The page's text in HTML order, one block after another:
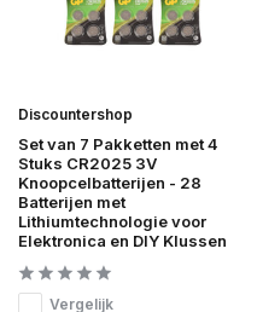
Discountershop
Set van 7 Pakketten met 4
Stuks CR2025 3V
Knoopcelbatterijen - 28
Batterijen met
Lithiumtechnologie voor
Elektronica en DIY Klussen
Vergelijk